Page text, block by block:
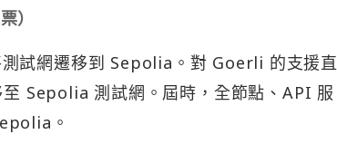
）
試網遷移到 Sepolia。對 Goerli 的支援直
Sepolia 測試網。屆時，全節點、API 服
。